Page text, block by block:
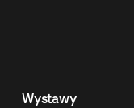
Wystawy